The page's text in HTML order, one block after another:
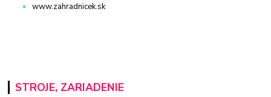
www.zahradnicek.sk
STROJE, ZARIADENIE